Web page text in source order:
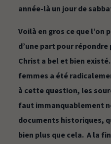
année-là un jour de
Voilà en gros ce que
d’une part pour
Christ a bel et bien
femmes a été
à cette question, les
faut immanquablement
documents historiques,
bien plus que cela. A la